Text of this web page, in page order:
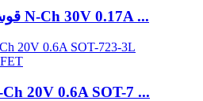
WST2006 قوش N-Ch 30V 0.17A ...
20V 0.6A SOT-7 ...